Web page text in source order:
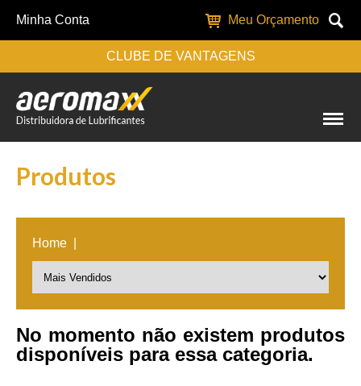
Minha Conta Meu Orçamento
CLUBE DE VANTAGENS
Produtos
Home
No momento não existem produtos
disponíveis para essa categoria.